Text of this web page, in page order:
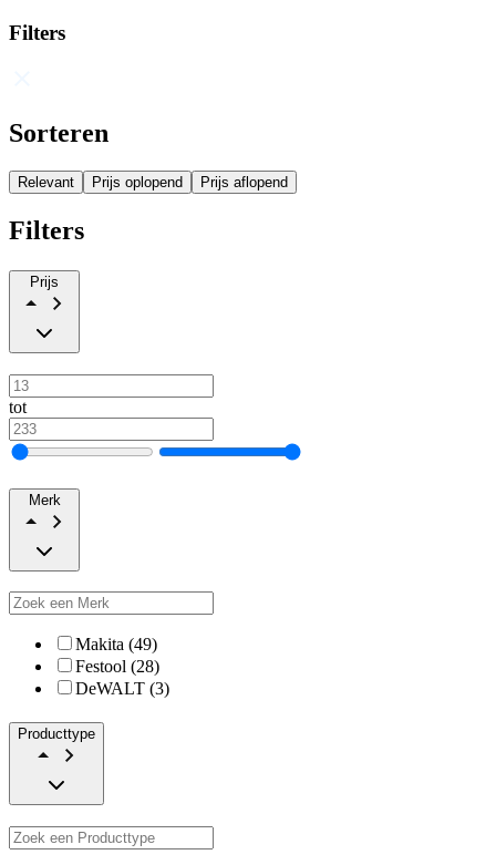
Filters
Sorteren
Relevant Prijs oplopend Prijs aflopend
Filters
Prijs
tot
Merk
Makita (49)
Festool (28)
DeWALT (3)
Producttype